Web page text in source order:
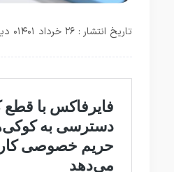
تاریخ انتشار : ۲۶ خرداد ۱۴۰۱ ۰ دیدگاه